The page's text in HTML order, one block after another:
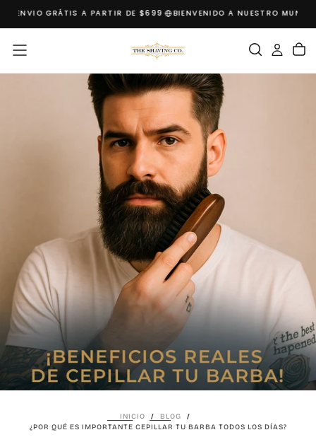
SALTAR
CONTENIDO
ENVIO GRÁTIS A PARTIR DE $699 BIENVENIDO A NUESTRO MUNDO
INICIO / BLOG
/
¿POR QUÉ ES IMPORTANTE CEPILLAR TU BARBA TODOS LOS DÍAS?